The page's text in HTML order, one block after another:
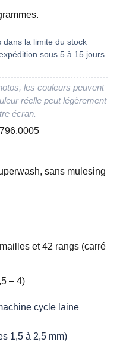
dans la limite du stock
sous 5 à 15 jours
les couleurs peuvent
réelle peut légèrement
écran.
sans mulesing
et 42 rangs (carré
– 4)
cycle laine
1,5 à 2,5 mm)